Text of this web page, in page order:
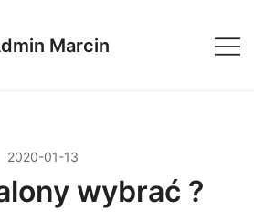
Marcin
2020-01-13
wybrać ?